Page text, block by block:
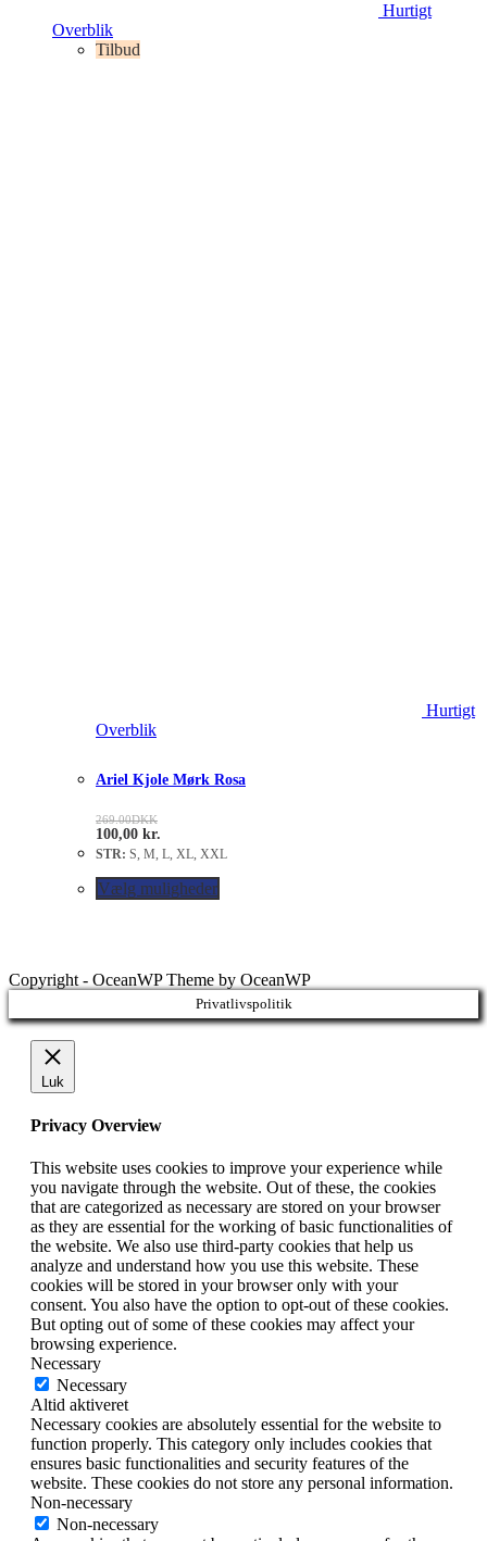
Hurtigt
Overblik
Tilbud
Hurtigt
Overblik
Ariel Kjole Mørk Rosa
269.00DKK
100,00 kr.
STR: S, M, L, XL, XXL
Vælg muligheder
Copyright - OceanWP Theme by OceanWP
Privatlivspolitik
Luk
Privacy Overview
This website uses cookies to improve your experience while
you navigate through the website. Out of these, the cookies
that are categorized as necessary are stored on your browser
as they are essential for the working of basic functionalities of
the website. We also use third-party cookies that help us
analyze and understand how you use this website. These
cookies will be stored in your browser only with your
consent. You also have the option to opt-out of these cookies.
But opting out of some of these cookies may affect your
browsing experience.
Necessary
Necessary
Altid aktiveret
Necessary cookies are absolutely essential for the website to
function properly. This category only includes cookies that
ensures basic functionalities and security features of the
website. These cookies do not store any personal information.
Non-necessary
Non-necessary